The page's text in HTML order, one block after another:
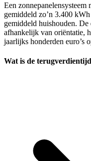
Een
gemiddeld zo’n 3.400
gemiddeld huishouden.
afhankelijk van oriëntatie,
jaarlijks honderden euro’s
Wat is de